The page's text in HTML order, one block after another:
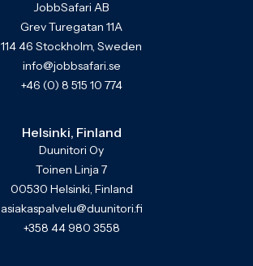
JobbSafari AB
Grev Turegatan 11A
114 46 Stockholm, Sweden
info@jobbsafari.se
+46 (0) 8 515 10 774
Helsinki, Finland
Duunitori Oy
Toinen Linja 7
00530 Helsinki, Finland
asiakaspalvelu@duunitori.fi
+358 44 980 3558